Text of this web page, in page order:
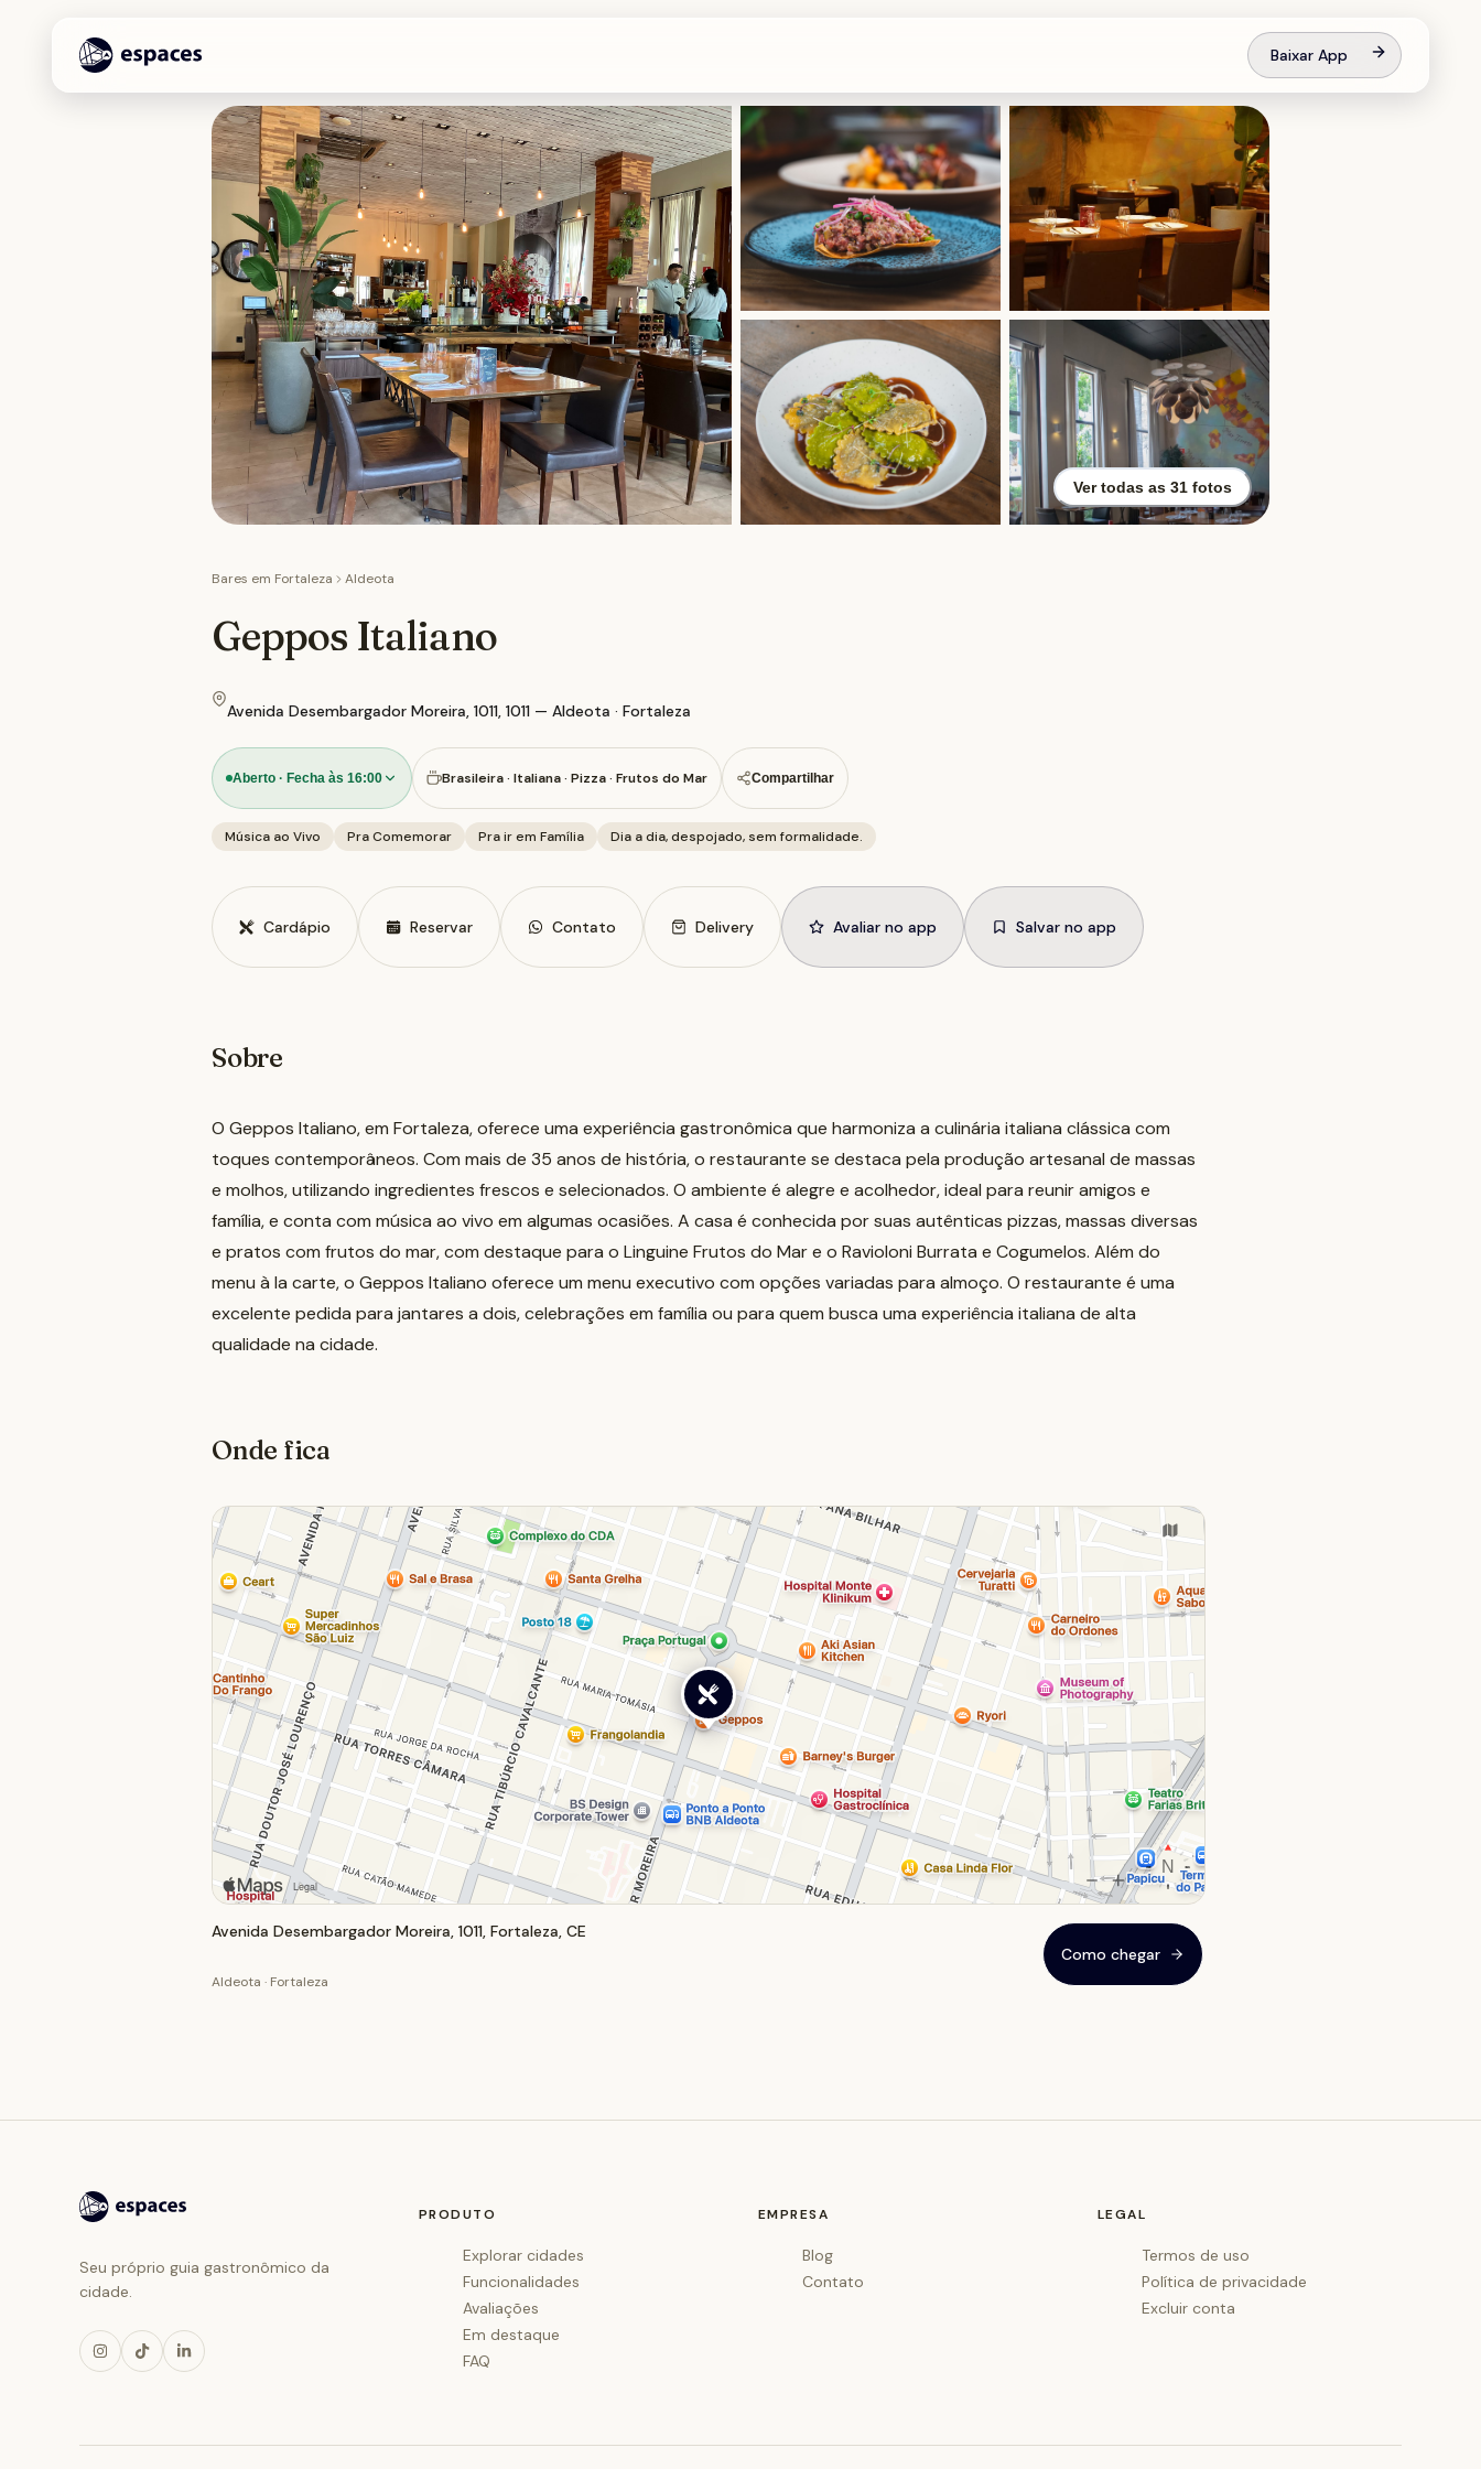
Baixar App
Ver todas as 31 fotos
Bares em Fortaleza Aldeota
Geppos Italiano
Avenida Desembargador Moreira, 1011, 1011 — Aldeota · Fortaleza
Aberto · Fecha às 16:00 Brasileira · Italiana · Pizza · Frutos do Mar Compartilhar
Música ao Vivo Pra Comemorar Pra ir em Família Dia a dia, despojado, sem formalidade.
Cardápio Reservar Contato Delivery Avaliar no app Salvar no app
Sobre
O Geppos Italiano, em Fortaleza, oferece uma experiência gastronômica que harmoniza a culinária italiana clássica com
toques contemporâneos. Com mais de 35 anos de história, o restaurante se destaca pela produção artesanal de massas
e molhos, utilizando ingredientes frescos e selecionados. O ambiente é alegre e acolhedor, ideal para reunir amigos e
família, e conta com música ao vivo em algumas ocasiões. A casa é conhecida por suas autênticas pizzas, massas diversas
e pratos com frutos do mar, com destaque para o Linguine Frutos do Mar e o Ravioloni Burrata e Cogumelos. Além do
menu à la carte, o Geppos Italiano oferece um menu executivo com opções variadas para almoço. O restaurante é uma
excelente pedida para jantares a dois, celebrações em família ou para quem busca uma experiência italiana de alta
qualidade na cidade.
Onde fica
Avenida Desembargador Moreira, 1011, Fortaleza, CE
Aldeota · Fortaleza
Como chegar
Seu próprio guia gastronômico da
cidade.
PRODUTO
Explorar cidades
Funcionalidades
Avaliações
Em destaque
FAQ
EMPRESA
Blog
Contato
LEGAL
Termos de uso
Política de privacidade
Excluir conta